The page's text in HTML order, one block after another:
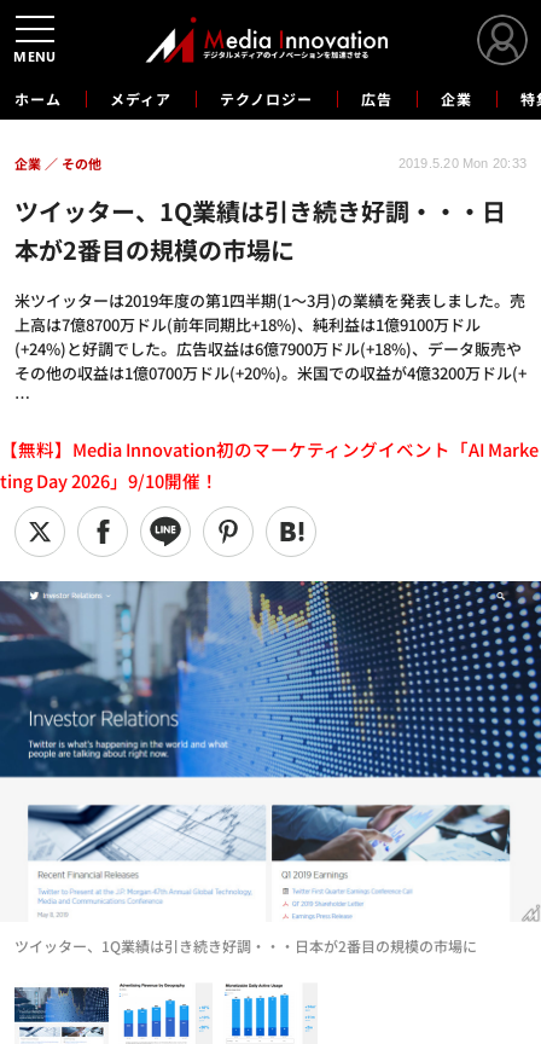
ホーム メディア テクノロジー 広告 企業 特
ツイッター、1Q業績は引き続き好調・・・日
本が2番目の規模の市場に
米ツイッターは2019年度の第1四半期(1～3月)の業績を発表しました。売
上高は7億8700万ドル(前年同期比+18%)、純利益は1億9100万ドル
(+24%)と好調でした。広告収益は6億7900万ドル(+18%)、データ販売や
その他の収益は1億0700万ドル(+20%)。米国での収益が4億3200万ドル(+
…
企業 その他 2019.5.20 Mon 20:33
【無料】Media Innovation初のマーケティングイベント「AI Marke
ting Day 2026」9/10開催！
ツイッター、1Q業績は引き続き好調・・・日本が2番目の規模の市場に
MENU